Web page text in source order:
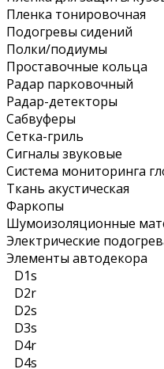
Пленка тонировочная
Подогревы сидений
Полки/подиумы
Проставочные кольца
Радар парковочный
Радар-детекторы
Сабвуферы
Сетка-гриль
Сигналы звуковые
Система мониторинга
Ткань акустическая
Фаркопы
Шумоизоляционные
Электрические
Элементы автодекора
D1s
D2r
D2s
D3s
D4r
D4s